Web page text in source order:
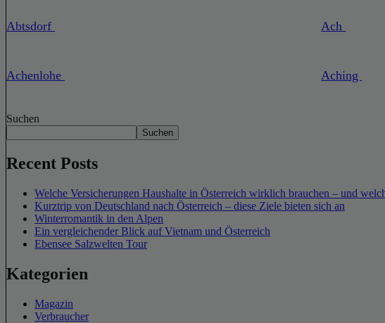
Abtsdorf Ach
Achenlohe Aching
Suchen
Suchen
Recent Posts
Welche Versicherungen Haushalte in Österreich wirklich brauchen – und
Kurztrip von Deutschland nach Österreich – diese Ziele bieten sich an
Winterromantik in den Alpen
Ein vergleichender Blick auf Vietnam und Österreich
Ebensee Salzwelten Tour
Kategorien
Magazin
Verbraucher